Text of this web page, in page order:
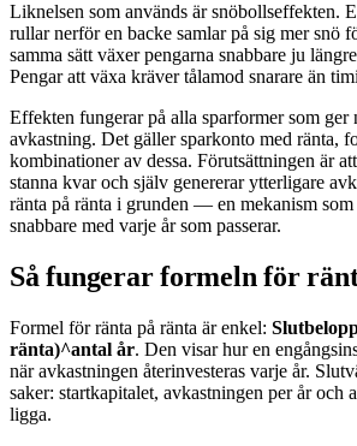
Liknelsen som används är snöbollseffekten.
rullar nerför en backe samlar på sig mer snö
samma sätt växer pengarna snabbare ju
Pengar att växa kräver tålamod snarare än
Effekten fungerar på alla sparformer som ger
avkastning. Det gäller sparkonto med ränta,
kombinationer av dessa. Förutsättningen är
stanna kvar och själv genererar ytterligare
ränta på ränta i grunden — en mekanism som
snabbare med varje år som passerar.
Så fungerar formeln för
Formel för ränta på ränta är enkel:
ränta)^antal år. Den visar hur en
när avkastningen återinvesteras varje år.
saker: startkapitalet, avkastningen per år och
ligga.